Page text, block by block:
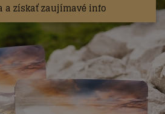
a získať zaujímavé info